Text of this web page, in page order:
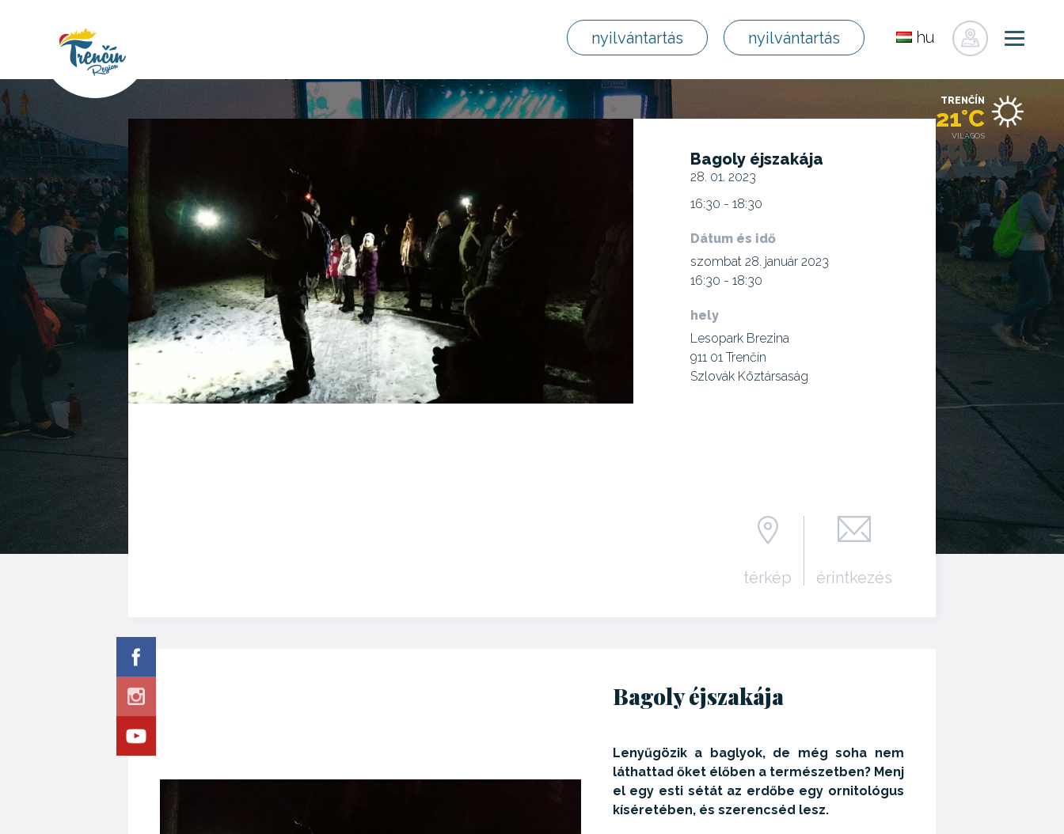
nyilvántartás nyilvántartás
hu
TRENČÍN
21°C
VILÁGOS
Bagoly éjszakája
28. 01. 2023
16:30 - 18:30
Dátum és idő
szombat 28. január 2023
16:30 - 18:30
hely
Lesopark Brezina
911 01 Trenčín
Szlovák Köztársaság
térkép érintkezés
Bagoly éjszakája
Lenyűgözik a baglyok, de még soha nem
láthattad őket élőben a természetben? Menj
el egy esti sétát az erdőbe egy ornitológus
kíséretében, és szerencséd lesz.